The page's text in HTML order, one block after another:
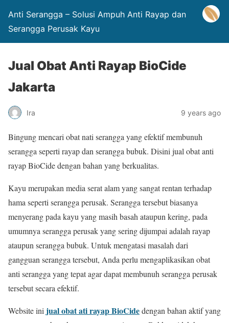
Anti Serangga – Solusi Ampuh Anti Rayap dan
Serangga Perusak Kayu
Jual Obat Anti Rayap BioCide
Jakarta
Ira 9 years ago
Bingung mencari obat nati serangga yang efektif membunuh
serangga seperti rayap dan serangga bubuk. Disini jual obat anti
rayap BioCide dengan bahan yang berkualitas.
Kayu merupakan media serat alam yang sangat rentan terhadap
hama seperti serangga perusak. Serangga tersebut biasanya
menyerang pada kayu yang masih basah ataupun kering, pada
umumnya serangga perusak yang sering dijumpai adalah rayap
ataupun serangga bubuk. Untuk mengatasi masalah dari
gangguan serangga tersebut, Anda perlu mengaplikasikan obat
anti serangga yang tepat agar dapat membunuh serangga perusak
tersebut secara efektif.
Website ini jual obat ati rayap BioCidedengan bahan aktif yang